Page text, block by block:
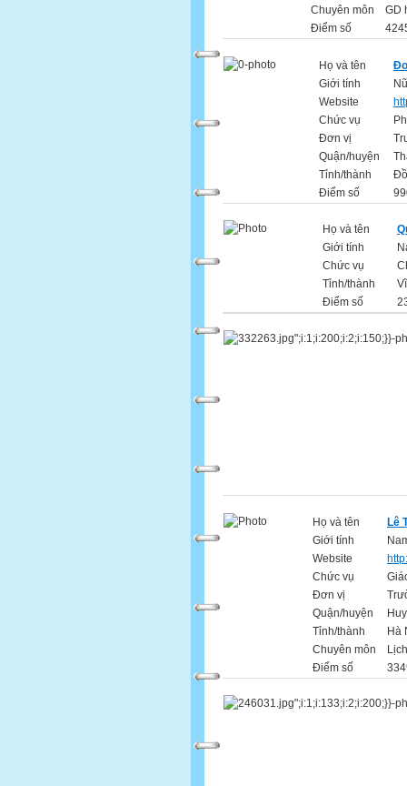
Chuyên môn
GD
Điểm số
Họ và tên
Giới tính
Website
Chức vụ
Đơn vị
Quận/huyện
Tỉnh/thành
Điểm số
Họ và tên
Giới tính
Chức vụ
Tỉnh/thành
Điểm số
Họ và tên
Lê
Giới tính
Website
Chức vụ
Đơn vị
Quận/huyện
Tỉnh/thành
Hà
Chuyên môn
Điểm số